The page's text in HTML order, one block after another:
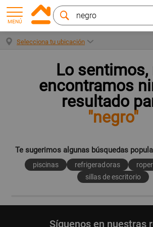
MENÚ
Selecciona tu ubicación
Lo sentimos,
encontramos
resultado
"negro"
Te sugerimos algunas búsquedas
piscinas
refrigeradoras
sillas de escritorio
Síguenos en nuestras